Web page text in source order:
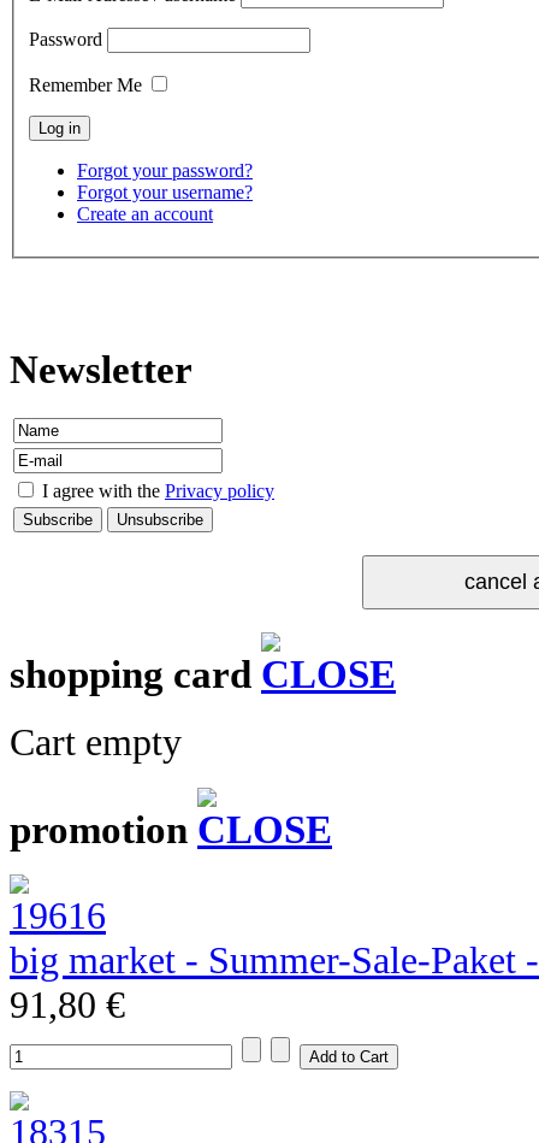
Password
Remember Me
Forgot your password?
Forgot your username?
Create an account
Newsletter
I agree with the Privacy policy
shopping card
Cart empty
promotion
big market - Summer-Sale-Paket
91,80 €